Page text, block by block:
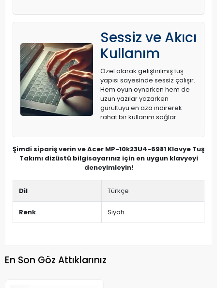
Sessiz ve Akıcı
Kullanım
Özel olarak geliştirilmiş tuş
yapısı sayesinde sessiz çalışır.
Hem oyun oynarken hem de
uzun yazılar yazarken
gürültüyü en aza indirerek
rahat bir kullanım sağlar.
Şimdi sipariş verin ve Acer MP-10k23U4-6981 Klavye Tuş
Takımı dizüstü bilgisayarınız için en uygun klavyeyi
deneyimleyin!
Dil Türkçe
Renk Siyah
En Son Göz Attıklarınız